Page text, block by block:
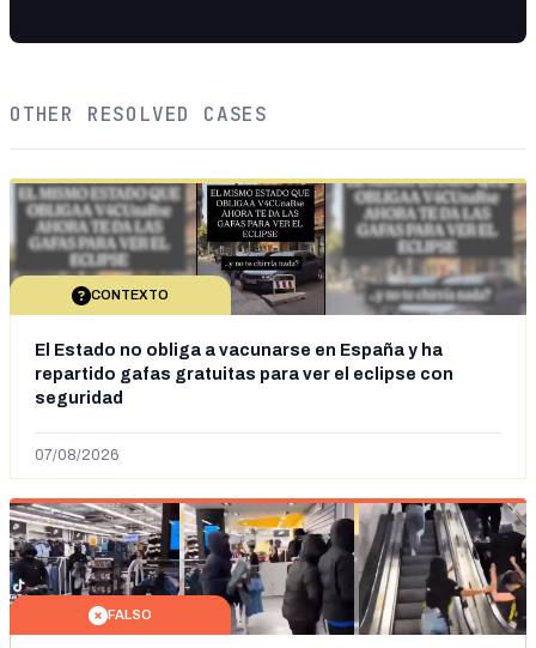
OTHER RESOLVED CASES
CONTEXTO
El Estado no obliga a vacunarse en España y ha
repartido gafas gratuitas para ver el eclipse con
seguridad
07/08/2026
FALSO